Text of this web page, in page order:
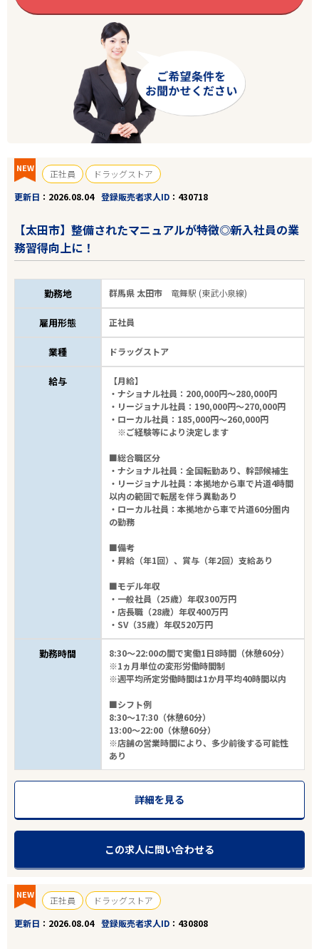
NEW 正社員
ドラッグストア
更新日
2026.08.04 登録販売者求人ID 430718
【太田市】整備されたマニュアルが特徴◎新入社員の業
務習得向上に！
勤務地 群馬県 太田市 竜舞駅 (東武小泉線)
雇用形態 正社員
業種 ドラッグストア
給与
【月給】
・ナショナル社員：200,000円～280,000円
・リージョナル社員：190,000円～270,000円
・ローカル社員：185,000円～260,000円
※ご経験等により決定します
■総合職区分
・ナショナル社員：全国転勤あり、幹部候補生
・リージョナル社員：本拠地から車で片道4時間
以内の範囲で転居を伴う異動あり
・ローカル社員：本拠地から車で片道60分圏内
の勤務
■備考
・昇給（年1回）、賞与（年2回）支給あり
■モデル年収
・一般社員（25歳）年収300万円
・店長職（28歳）年収400万円
・SV（35歳）年収520万円
勤務時間
8:30～22:00の間で実働1日8時間（休憩60分）
※1ヵ月単位の変形労働時間制
※週平均所定労働時間は1か月平均40時間以内
■シフト例
8:30～17:30（休憩60分）
13:00～22:00（休憩60分）
※店舗の営業時間により、多少前後する可能性
あり
詳細を見る
この求人に問い合わせる
NEW 正社員
ドラッグストア
更新日
2026.08.04 登録販売者求人ID 430808